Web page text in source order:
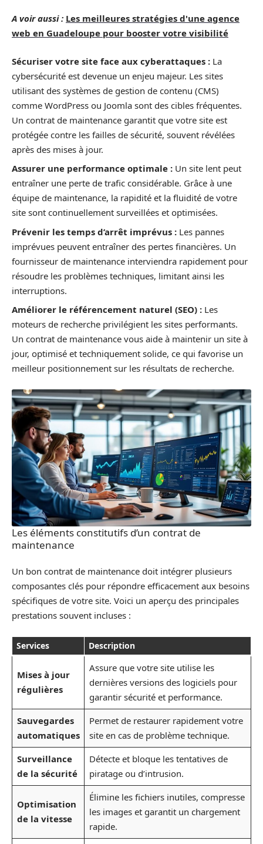
A voir aussi : Les meilleures stratégies d'une agence
web en Guadeloupe pour booster votre visibilité
Sécuriser votre site face aux cyberattaques : La
cybersécurité est devenue un enjeu majeur. Les sites
utilisant des systèmes de gestion de contenu (CMS)
comme WordPress ou Joomla sont des cibles fréquentes.
Un contrat de maintenance garantit que votre site est
protégée contre les failles de sécurité, souvent révélées
après des mises à jour.
Assurer une performance optimale : Un site lent peut
entraîner une perte de trafic considérable. Grâce à une
équipe de maintenance, la rapidité et la fluidité de votre
site sont continuellement surveillées et optimisées.
Prévenir les temps d’arrêt imprévus : Les pannes
imprévues peuvent entraîner des pertes financières. Un
fournisseur de maintenance interviendra rapidement pour
résoudre les problèmes techniques, limitant ainsi les
interruptions.
Améliorer le référencement naturel (SEO) : Les
moteurs de recherche privilégient les sites performants.
Un contrat de maintenance vous aide à maintenir un site à
jour, optimisé et techniquement solide, ce qui favorise un
meilleur positionnement sur les résultats de recherche.
Les éléments constitutifs d’un contrat de
maintenance
Un bon contrat de maintenance doit intégrer plusieurs
composantes clés pour répondre efficacement aux besoins
spécifiques de votre site. Voici un aperçu des principales
prestations souvent incluses :
Services Description
Mises à jour
régulières
Assure que votre site utilise les
dernières versions des logiciels pour
garantir sécurité et performance.
Sauvegardes
automatiques
Permet de restaurer rapidement votre
site en cas de problème technique.
Surveillance
de la sécurité
Détecte et bloque les tentatives de
piratage ou d’intrusion.
Optimisation
de la vitesse
Élimine les fichiers inutiles, compresse
les images et garantit un chargement
rapide.